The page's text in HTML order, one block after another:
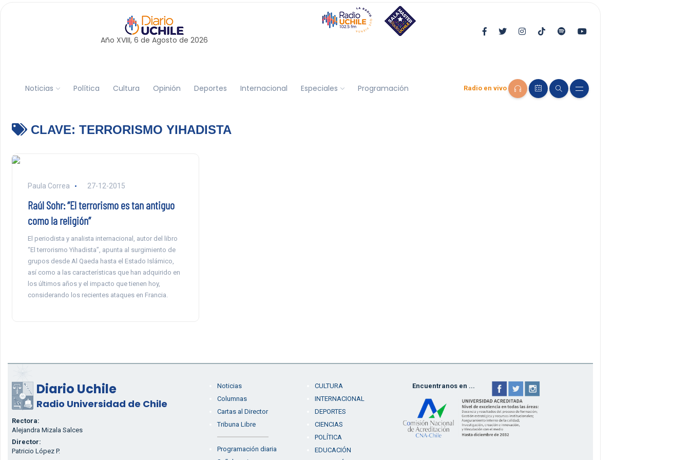
Año XVIII, 6 de Agosto de 2026
Noticias Política Cultura Opinión Deportes Internacional Especiales Programación Radio en vivo
CLAVE: TERRORISMO YIHADISTA
Paula Correa 27-12-2015
Raúl Sohr: “El terrorismo es tan antiguo
como la religión”
El periodista y analista internacional, autor del libro
“El terrorismo Yihadista”, apunta al surgimiento de
grupos desde Al Qaeda hasta el Estado Islámico,
así como a las características que han adquirido en
los últimos años y el impacto que tienen hoy,
considerando los recientes ataques en Francia.
Diario Uchile
Radio Universidad de Chile
Rectora:
Alejandra Mizala Salces
Director:
Patricio López P.
Noticias
Columnas
Cartas al Director
Tribuna Libre
Programación diaria
CULTURA
INTERNACIONAL
DEPORTES
CIENCIAS
POLÍTICA
EDUCACIÓN
Encuentranos en ...